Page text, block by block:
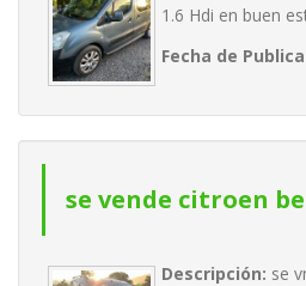
1.6 Hdi en buen
Fecha de
se vende citroen
Descripción: se